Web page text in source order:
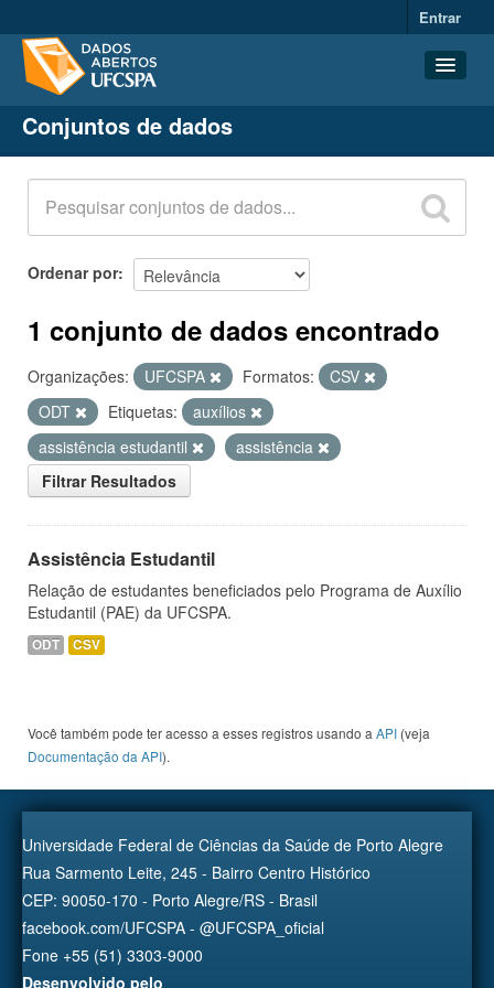
Entrar
Conjuntos de dados
Organizações
Grupos
Sobre
Conjuntos de dados
Ordenar por
1 conjunto de dados encontrado
Organizações: UFCSPA Formatos:
CSV
ODT
Etiquetas:
auxílios
assistência estudantil
assistência
Filtrar Resultados
Assistência Estudantil
Relação de estudantes beneficiados pelo Programa de Auxílio
Estudantil (PAE) da UFCSPA.
ODT CSV
Você também pode ter acesso a esses registros usando a API (veja
Documentação da API).
Universidade Federal de Ciências da Saúde de Porto Alegre
Rua Sarmento Leite, 245 - Bairro Centro Histórico
CEP: 90050-170 - Porto Alegre/RS - Brasil
facebook.com/UFCSPA - @UFCSPA_oficial
Fone +55 (51) 3303-9000
Desenvolvido pelo